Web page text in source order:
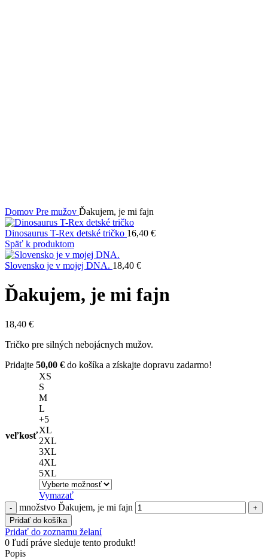
Domov Pre mužov Ďakujem, je mi fajn
Dinosaurus T-Rex detské tričko 16,40 €
Späť k produktom
Slovensko je v mojej DNA. 18,40 €
Ďakujem, je mi fajn
18,40 €
Tričko pre silných nebojácnych mužov.
Pridajte 50,00 € do košíka a získajte dopravu zadarmo!
veľkosť
XS
S
M
L
+5
XL
2XL
3XL
4XL
5XL
Vymazať
množstvo Ďakujem, je mi fajn
Pridať do košíka
Pridať do zoznamu želaní
0 ľudí práve sleduje tento produkt!
Popis